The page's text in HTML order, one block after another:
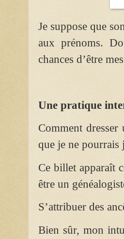
Je suppose que
aux prénoms.
chances d’être
Une pratique
Comment dresser
que je ne pourrais
Ce billet apparaît
être un
S’attribuer des
Bien sûr, mon